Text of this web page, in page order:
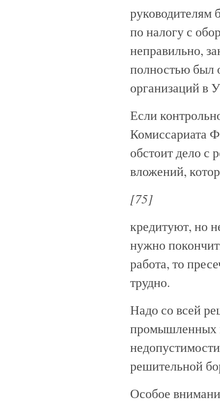
руководителям
по налогу с
неправильно,
полностью был
организаций в
Если
Комиссариата
обстоит дело с
вложений,
[75]
кредитуют, но
нужно
работа, то
трудно.
Надо со всей
промышленных
решительной
Особое